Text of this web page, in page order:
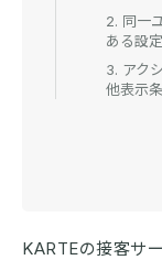
KARTEの接客サ
2. 同一
ある設
3. アク
他表示